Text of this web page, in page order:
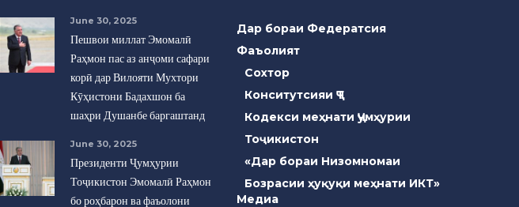
June 30, 2025
Пешвои миллат Эмомалӣ
Раҳмон пас аз анҷоми сафари
корӣ дар Вилояти Мухтори
Кӯҳистони Бадахшон ба
шаҳри Душанбе баргаштанд
June 30, 2025
Президенти Ҷумҳурии
Тоҷикистон Эмомалӣ Раҳмон
бо роҳбарон ва фаъолони
Дар бораи Федератсия
Фаъолият
Сохтор
Конситутсияи ҶТ
Кодекси меҳнати Ҷумҳурии
Тоҷикистон
«Дар бораи Низомномаи
Бозрасии ҳуқуқи меҳнати ИКТ»
Медиа